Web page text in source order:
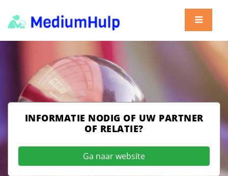
INFORMATIE NODIG OF UW PARTNER
OF RELATIE?
Ga naar website